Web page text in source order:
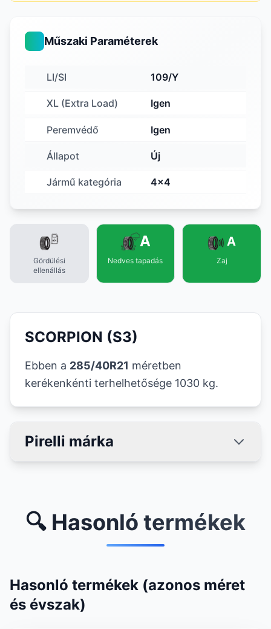
Műszaki Paraméterek
LI/SI 109/Y
XL (Extra Load) Igen
Peremvédő Igen
Állapot Új
Jármű kategória 4x4
Gördülési
ellenállás
A
Nedves tapadás
A
Zaj
SCORPION (S3)
Ebben a 285/40R21 méretben
kerékenkénti terhelhetősége 1030 kg.
Pirelli márka
🔍 Hasonló termékek
Hasonló termékek (azonos méret
és évszak)